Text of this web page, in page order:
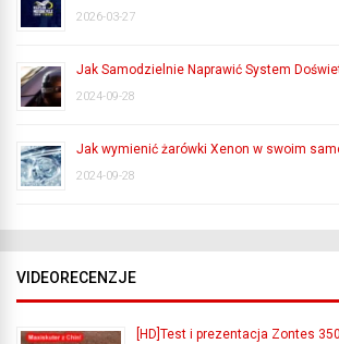
2026-03-27
Jak Samodzielnie Naprawić System
2024-09-28
Jak wymienić żarówki Xenon w swoim
2024-09-28
VIDEORECENZJE
[HD]Test i prezentacja Zontes